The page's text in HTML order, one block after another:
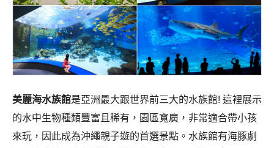
美麗海水族館是亞洲最大跟世界前三大的水族館! 這裡展示
的水中生物種類豐富且稀有，園區寬廣，非常適合帶小孩
來玩，因此成為沖繩親子遊的首選景點。水族館有海豚劇